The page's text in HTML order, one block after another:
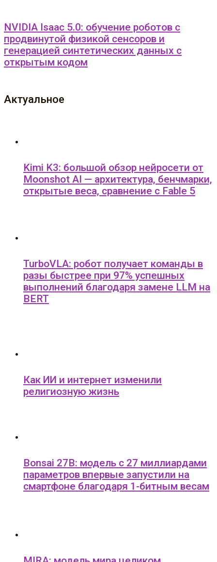
NVIDIA Isaac 5.0: обучение роботов с
продвинутой физикой сенсоров и
генерацией синтетических данных с
открытым кодом
Актуальное
Kimi K3: большой обзор нейросети от
Moonshot AI — архитектура, бенчмарки,
открытые веса, сравнение с Fable 5
TurboVLA: робот получает команды в
разы быстрее при 97% успешных
выполнений благодаря замене LLM на
BERT
Как ИИ и интернет изменили
религиозную жизнь
Bonsai 27B: модель с 27 миллиардами
параметров впервые запустили на
смартфоне благодаря 1-битным весам